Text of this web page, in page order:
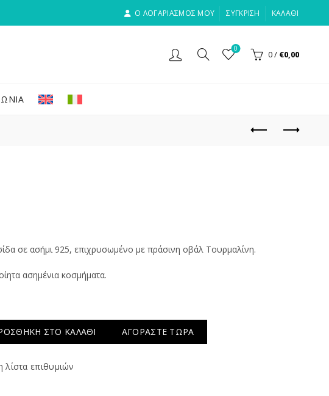
Ο ΛΟΓΑΡΙΑΣΜΟΣ ΜΟΥ ΣΎΓΚΡΙΣΗ ΚΑΛΆΘΙ
0
0/ €0,00
σε ασήμι 925, επιχρυσωμένο με πράσινη οβάλ Τουρμαλίνη.
ασημένια κοσμήματα.
ΣΤΟ ΚΑΛΆΘΙ ΑΓΟΡΆΣΤΕ ΤΏΡΑ
επιθυμιών